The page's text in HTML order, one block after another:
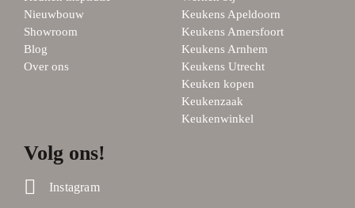
Nieuwbouw
Showroom
Blog
Over ons
Keukens Apeldoorn
Keukens Amersfoort
Keukens Arnhem
Keukens Utrecht
Keuken kopen
Keukenzaak
Keukenwinkel
Volg ons!
Instagram